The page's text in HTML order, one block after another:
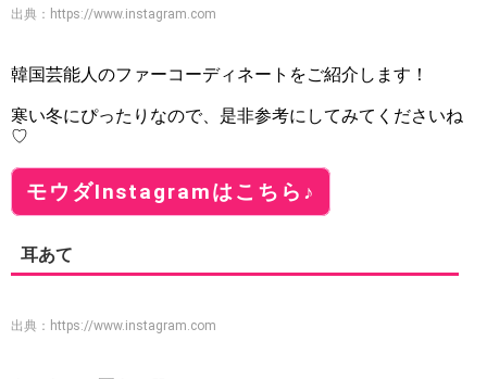
出典： https://www.instagram.com
韓国芸能人のファーコーディネートをご紹介します！
寒い冬にぴったりなので、是非参考にしてみてくださいね
♡
モウダInstagramはこちら♪
耳あて
出典： https://www.instagram.com